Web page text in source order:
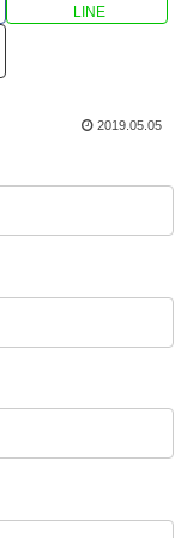
LINE
2019.05.05